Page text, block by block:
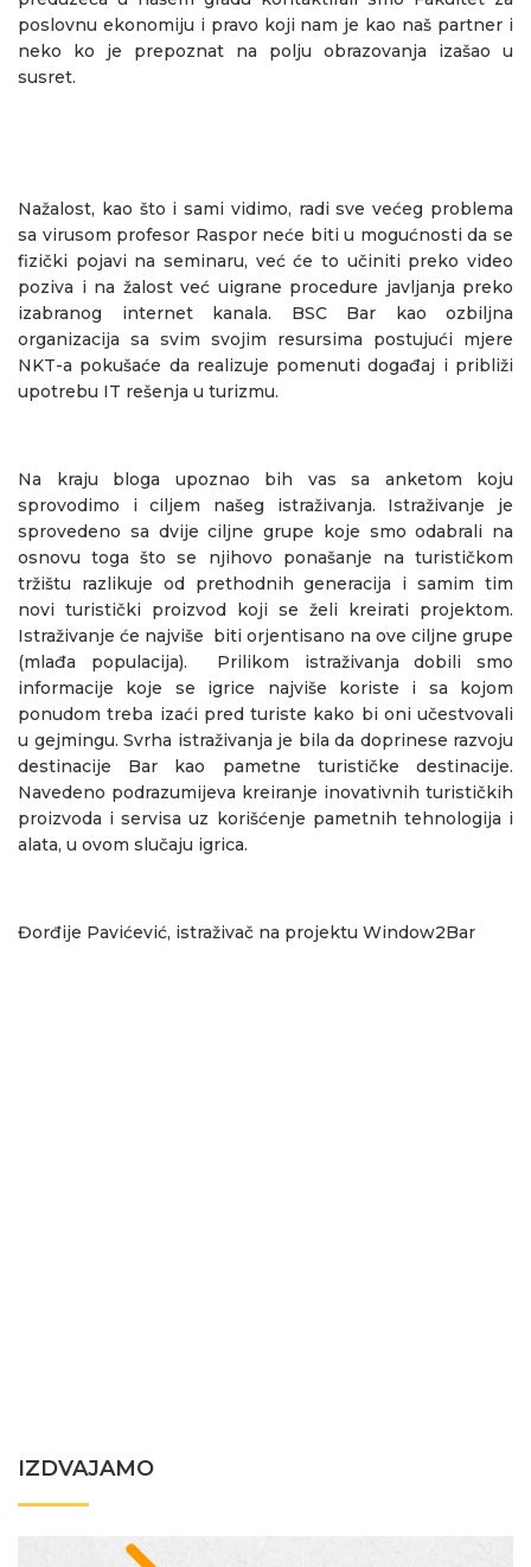
poslovnu ekonomiju i pravo koji nam je kao naš partner i
neko ko je prepoznat na polju obrazovanja izašao u
susret.
Nažalost, kao što i sami vidimo, radi sve većeg problema
sa virusom profesor Raspor neće biti u mogućnosti da se
fizički pojavi na seminaru, već će to učiniti preko video
poziva i na žalost već uigrane procedure javljanja preko
izabranog internet kanala. BSC Bar kao ozbiljna
organizacija sa svim svojim resursima postujući mjere
NKT-a pokušaće da realizuje pomenuti događaj i približi
upotrebu IT rešenja u turizmu.
Na kraju bloga upoznao bih vas sa anketom koju
sprovodimo i ciljem našeg istraživanja. Istraživanje je
sprovedeno sa dvije ciljne grupe koje smo odabrali na
osnovu toga što se njihovo ponašanje na turističkom
tržištu razlikuje od prethodnih generacija i samim tim
novi turistički proizvod koji se želi kreirati projektom.
Istraživanje će najviše biti orjentisano na ove ciljne grupe
(mlađa populacija). Prilikom istraživanja dobili smo
informacije koje se igrice najviše koriste i sa kojom
ponudom treba izaći pred turiste kako bi oni učestvovali
u gejmingu. Svrha istraživanja je bila da doprinese razvoju
destinacije Bar kao pametne turističke destinacije.
Navedeno podrazumijeva kreiranje inovativnih turističkih
proizvoda i servisa uz korišćenje pametnih tehnologija i
alata, u ovom slučaju igrica.
Đorđije Pavićević, istraživač na projektu Window2Bar
IZDVAJAMO